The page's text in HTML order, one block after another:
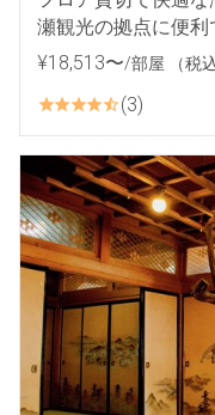
瀬観光の拠点に便利
¥18,513〜/部屋 （税
3